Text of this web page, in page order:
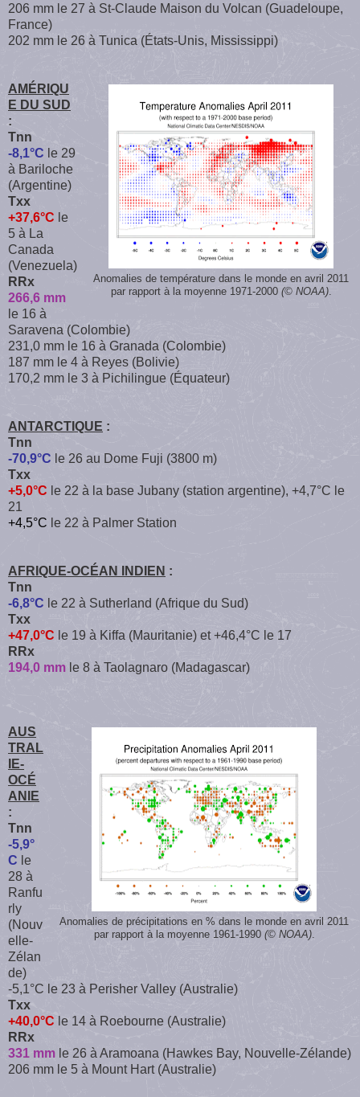
206 mm le 27 à St-Claude Maison du Volcan (Guadeloupe,
France)
202 mm le 26 à Tunica (États-Unis, Mississippi)
Anomalies de température dans le monde en avril 2011
par rapport à la moyenne 1971-2000 (© NOAA).
AMÉRIQU
E DU SUD
:
Tnn
-8,1°C le 29
à Bariloche
(Argentine)
Txx
+37,6°C le
5 à La
Canada
(Venezuela)
RRx
266,6 mm
le 16 à
Saravena (Colombie)
231,0 mm le 16 à Granada (Colombie)
187 mm le 4 à Reyes (Bolivie)
170,2 mm le 3 à Pichilingue (Équateur)
ANTARCTIQUE :
Tnn
-70,9°C le 26 au Dome Fuji (3800 m)
Txx
+5,0°C le 22 à la base Jubany (station argentine), +4,7°C le
21
+4,5°C le 22 à Palmer Station
AFRIQUE-OCÉAN INDIEN :
Tnn
-6,8°C le 22 à Sutherland (Afrique du Sud)
Txx
+47,0°C le 19 à Kiffa (Mauritanie) et +46,4°C le 17
RRx
194,0 mm le 8 à Taolagnaro (Madagascar)
Anomalies de précipitations en % dans le monde en avril 2011
par rapport à la moyenne 1961-1990 (© NOAA).
AUS
TRAL
IE-
OCÉ
ANIE
:
Tnn
-5,9°
C le
28 à
Ranfu
rly
(Nouv
elle-
Zélan
de)
-5,1°C le 23 à Perisher Valley (Australie)
Txx
+40,0°C le 14 à Roebourne (Australie)
RRx
331 mm le 26 à Aramoana (Hawkes Bay, Nouvelle-Zélande)
206 mm le 5 à Mount Hart (Australie)